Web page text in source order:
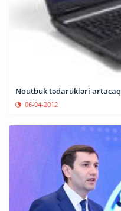
Noutbuk tədarükləri artacaq
06-04-2012